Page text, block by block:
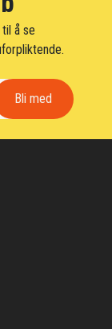
å se